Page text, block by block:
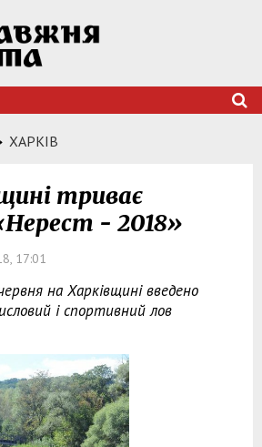
ХАРКIВ
триває
- 2018»
17:01
на Харківщині введено
і спортивний лов